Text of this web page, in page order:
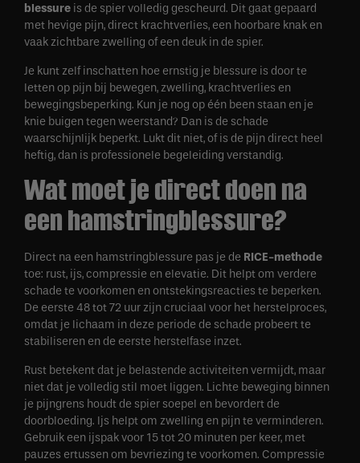
blessure is de spier volledig gescheurd. Dit gaat gepaard
met hevige pijn, direct krachtverlies, een hoorbare knak en
vaak zichtbare zwelling of een deuk in de spier.
Je kunt zelf inschatten hoe ernstig je blessure is door te
letten op pijn bij bewegen, zwelling, krachtverlies en
bewegingsbeperking. Kun je nog op één been staan en je
knie buigen tegen weerstand? Dan is de schade
waarschijnlijk beperkt. Lukt dit niet, of is de pijn direct heel
heftig, dan is professionele begeleiding verstandig.
Wat moet je direct doen na
een hamstringblessure?
Direct na een hamstringblessure pas je de RICE-methode
toe: rust, ijs, compressie en elevatie. Dit helpt om verdere
schade te voorkomen en ontstekingsreacties te beperken.
De eerste 48 tot 72 uur zijn cruciaal voor het herstelproces,
omdat je lichaam in deze periode de schade probeert te
stabiliseren en de eerste herstelfase inzet.
Rust betekent dat je belastende activiteiten vermijdt, maar
niet dat je volledig stil moet liggen. Lichte beweging binnen
je pijngrens houdt de spier soepel en bevordert de
doorbloeding. Ijs helpt om zwelling en pijn te verminderen.
Gebruik een ijspak voor 15 tot 20 minuten per keer, met
pauzes ertussen om bevriezing te voorkomen. Compressie